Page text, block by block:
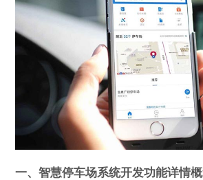
一、智慧停车场系统开发功能详情